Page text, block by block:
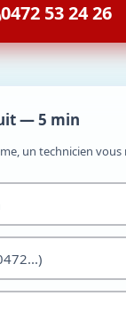
0472 53 24 26
— 5 min
un technicien vous